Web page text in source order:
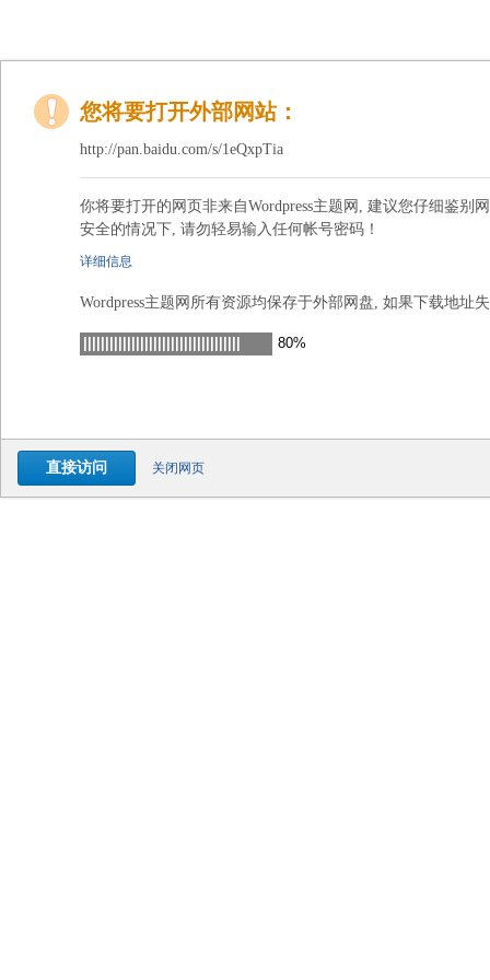
您将要打开外部网站：
http://pan.baidu.com/s/1eQxpTia
你将要打开的网页非来自Wordpress主题网, 建议您仔细鉴别
安全的情况下, 请勿轻易输入任何帐号密码！
详细信息
Wordpress主题网所有资源均保存于外部网盘, 如果下载地址
直接访问 关闭网页